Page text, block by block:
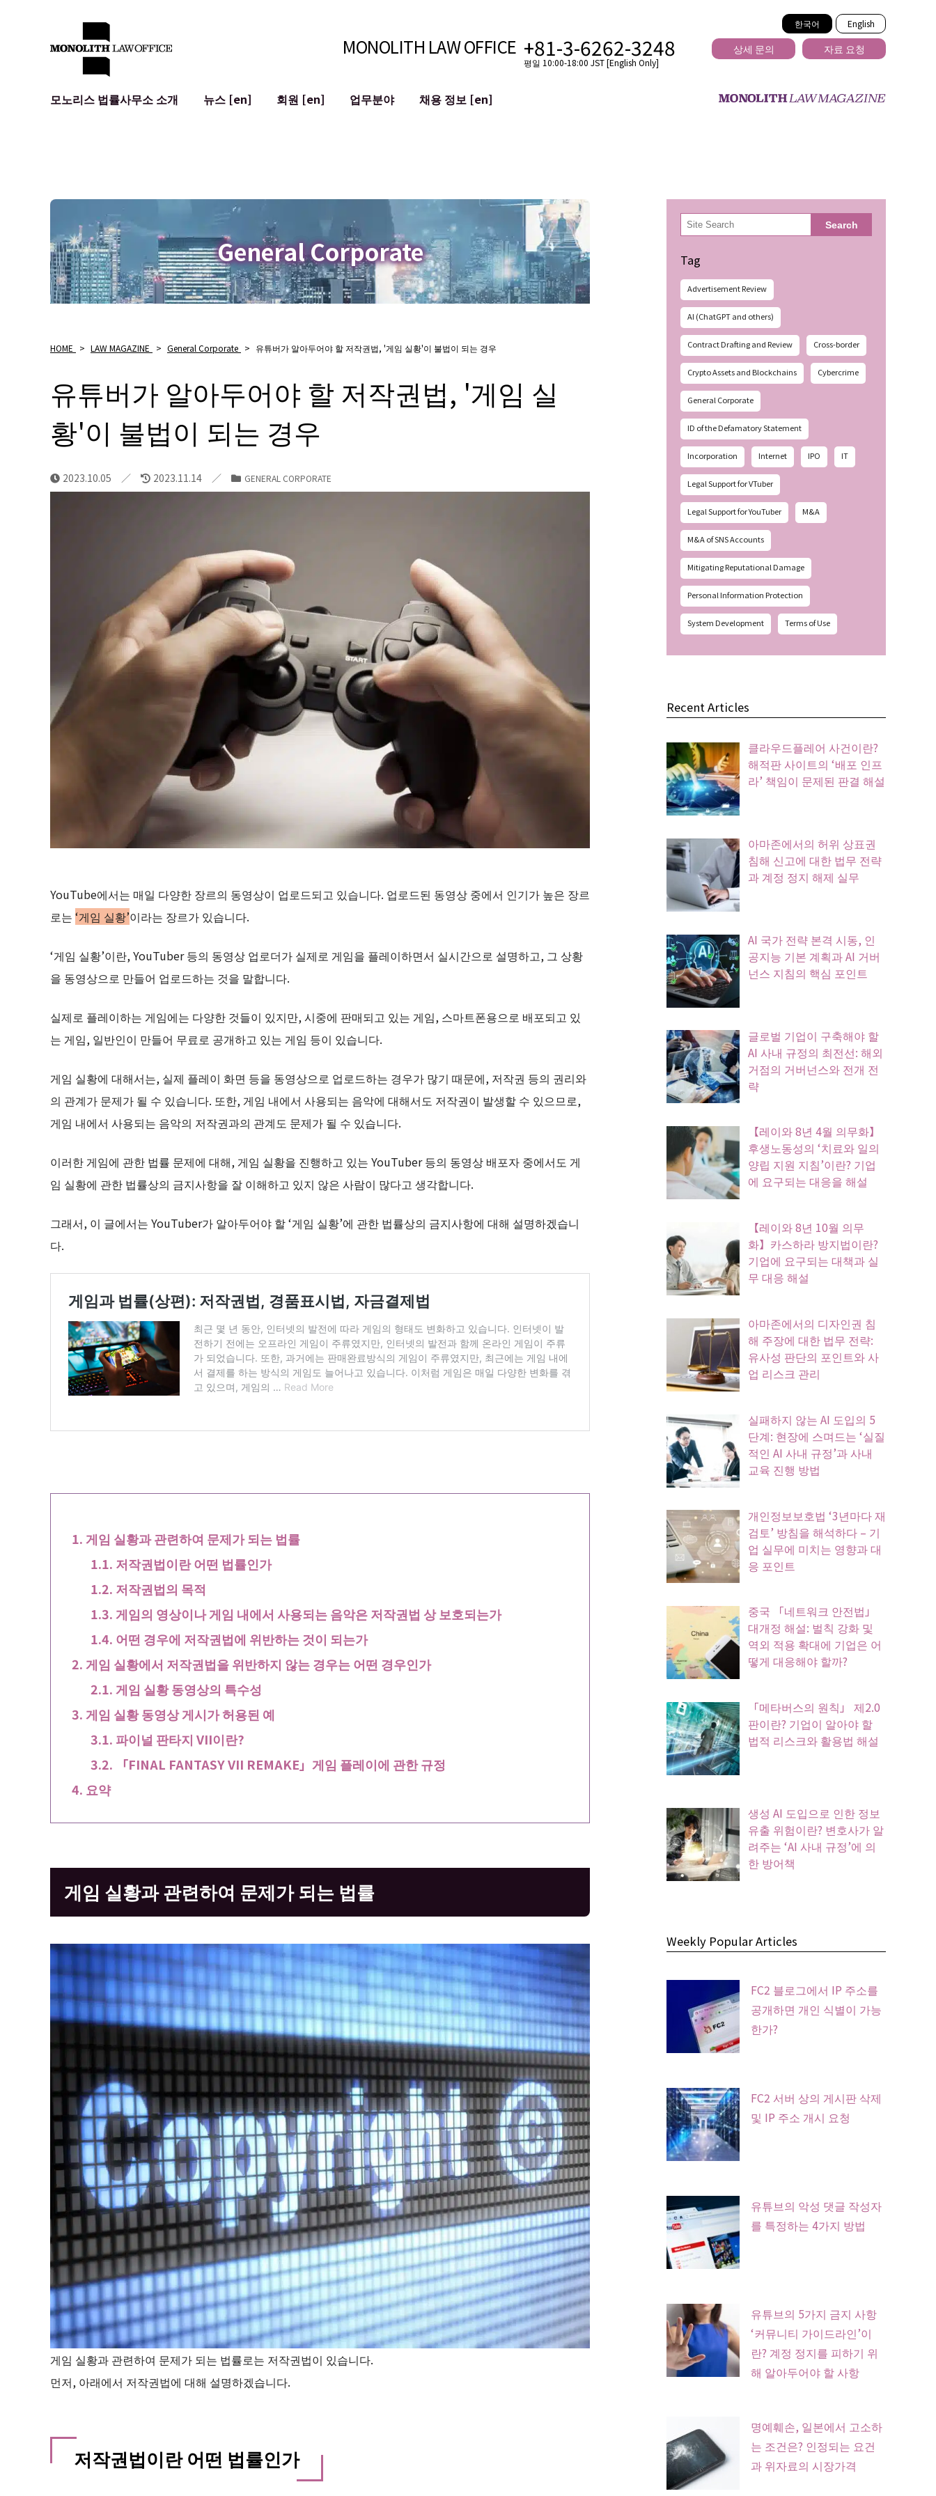
한국어 English
MONOLITH LAW OFFICE +81-3-6262-3248
평일 10:00-18:00 JST [English Only]
상세 문의 자료 요청
모노리스 법률사무소 소개
뉴스 [en] 회원 [en]
업무분야
개인정보 보호
광고 리뷰
사이버 범죄
평판 손상 완화
명예훼손 발언의 ID
채용 정보 [en]
General Corporate
HOME > LAW MAGAZINE > General Corporate > 유튜버가 알아두어야 할 저작권법, '게임 실황'이 불법이 되는 경우
유튜버가 알아두어야 할 저작권법, '게임 실
황'이 불법이 되는 경우
2023.10.05 2023.11.14 GENERAL CORPORATE
YouTube에서는 매일 다양한 장르의 동영상이 업로드되고 있습니다. 업로드된 동영상 중에서 인기가 높은 장르
로는 ‘게임 실황’이라는 장르가 있습니다.
‘게임 실황’이란, YouTuber 등의 동영상 업로더가 실제로 게임을 플레이하면서 실시간으로 설명하고, 그 상황
을 동영상으로 만들어 업로드하는 것을 말합니다.
실제로 플레이하는 게임에는 다양한 것들이 있지만, 시중에 판매되고 있는 게임, 스마트폰용으로 배포되고 있
는 게임, 일반인이 만들어 무료로 공개하고 있는 게임 등이 있습니다.
게임 실황에 대해서는, 실제 플레이 화면 등을 동영상으로 업로드하는 경우가 많기 때문에, 저작권 등의 권리와
의 관계가 문제가 될 수 있습니다. 또한, 게임 내에서 사용되는 음악에 대해서도 저작권이 발생할 수 있으므로,
게임 내에서 사용되는 음악의 저작권과의 관계도 문제가 될 수 있습니다.
이러한 게임에 관한 법률 문제에 대해, 게임 실황을 진행하고 있는 YouTuber 등의 동영상 배포자 중에서도 게
임 실황에 관한 법률상의 금지사항을 잘 이해하고 있지 않은 사람이 많다고 생각합니다.
그래서, 이 글에서는 YouTuber가 알아두어야 할 ‘게임 실황’에 관한 법률상의 금지사항에 대해 설명하겠습니
다.
게임 실황과 관련하여 문제가 되는 법률
저작권법이란 어떤 법률인가
저작권법의 목적
게임의 영상이나 게임 내에서 사용되는 음악은 저작권법 상 보호되는가
어떤 경우에 저작권법에 위반하는 것이 되는가
게임 실황에서 저작권법을 위반하지 않는 경우는 어떤 경우인가
게임 실황 동영상의 특수성
게임 실황 동영상 게시가 허용된 예
파이널 판타지 VII이란?
「FINAL FANTASY VII REMAKE」게임 플레이에 관한 규정
요약
게임 실황과 관련하여 문제가 되는 법률
게임 실황과 관련하여 문제가 되는 법률로는 저작권법이 있습니다.
먼저, 아래에서 저작권법에 대해 설명하겠습니다.
저작권법이란 어떤 법률인가
検
索 Search
Tag
Advertisement Review
AI (ChatGPT and others)
Contract Drafting and Review Cross-border
Crypto Assets and Blockchains Cybercrime
General Corporate
ID of the Defamatory Statement
Incorporation Internet IPO IT
Legal Support for VTuber
Legal Support for YouTuber M&A
M&A of SNS Accounts
Mitigating Reputational Damage
Personal Information Protection
System Development Terms of Use
Recent Articles
클라우드플레어 사건이란?
해적판 사이트의 ‘배포 인프
라’ 책임이 문제된 판결 해설
아마존에서의 허위 상표권
침해 신고에 대한 법무 전략
과 계정 정지 해제 실무
AI 국가 전략 본격 시동, 인
공지능 기본 계획과 AI 거버
넌스 지침의 핵심 포인트
글로벌 기업이 구축해야 할
AI 사내 규정의 최전선: 해외
거점의 거버넌스와 전개 전
략
【레이와 8년 4월 의무화】
후생노동성의 ‘치료와 일의
양립 지원 지침’이란? 기업
에 요구되는 대응을 해설
【레이와 8년 10월 의무
화】카스하라 방지법이란?
기업에 요구되는 대책과 실
무 대응 해설
아마존에서의 디자인권 침
해 주장에 대한 법무 전략:
유사성 판단의 포인트와 사
업 리스크 관리
실패하지 않는 AI 도입의 5
단계: 현장에 스며드는 ‘실질
적인 AI 사내 규정’과 사내
교육 진행 방법
개인정보보호법 ‘3년마다 재
검토’ 방침을 해석하다 – 기
업 실무에 미치는 영향과 대
응 포인트
중국 「네트워크 안전법」
대개정 해설: 벌칙 강화 및
역외 적용 확대에 기업은 어
떻게 대응해야 할까?
「메타버스의 원칙」 제2.0
판이란? 기업이 알아야 할
법적 리스크와 활용법 해설
생성 AI 도입으로 인한 정보
유출 위험이란? 변호사가 알
려주는 ‘AI 사내 규정’에 의
한 방어책
Weekly Popular Articles
FC2 블로그에서 IP 주소를
공개하면 개인 식별이 가능
한가?
FC2 서버 상의 게시판 삭제
및 IP 주소 개시 요청
유튜브의 악성 댓글 작성자
를 특정하는 4가지 방법
유튜브의 5가지 금지 사항
‘커뮤니티 가이드라인’이
란? 계정 정지를 피하기 위
해 알아두어야 할 사항
명예훼손, 일본에서 고소하
는 조건은? 인정되는 요건
과 위자료의 시장가격